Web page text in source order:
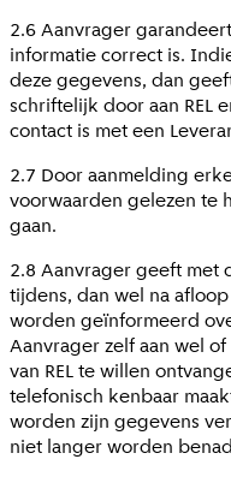
2.6 Aanvrager
informatie correct is.
deze gegevens, dan
schriftelijk door aan REL
contact is met een
2.7 Door aanmelding
voorwaarden gelezen te
gaan.
2.8 Aanvrager geeft met
tijdens, dan wel na
worden geïnformeerd
Aanvrager zelf aan wel
van REL te willen
telefonisch kenbaar
worden zijn gegevens
niet langer worden